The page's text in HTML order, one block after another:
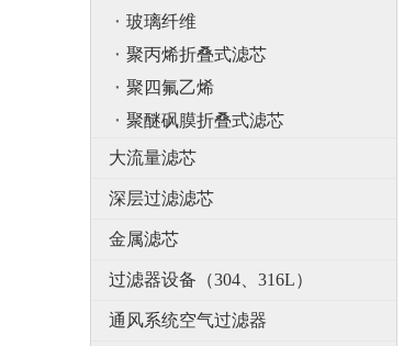
玻璃纤维
聚丙烯折叠式滤芯
聚四氟乙烯
聚醚砜膜折叠式滤芯
大流量滤芯
深层过滤滤芯
金属滤芯
过滤器设备（304、316L）
通风系统空气过滤器